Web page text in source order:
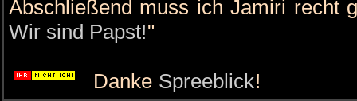
Abschließend muss ich Jamiri recht
Wir sind Papst!"
Danke Spreeblick!